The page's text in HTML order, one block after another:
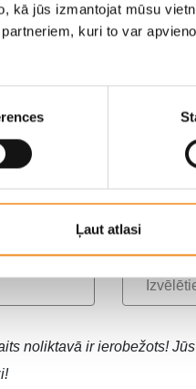
kā jūs izmantojat mūsu
kuri to var
Ļaut atlasi
magnēts
E-pasts
noliktavā ir ierobežots!